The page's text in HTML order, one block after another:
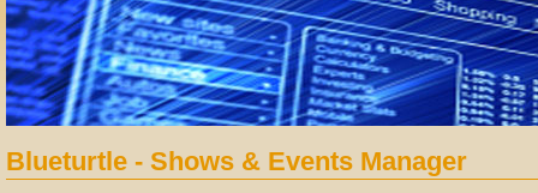
Blueturtle - Shows & Events Manager